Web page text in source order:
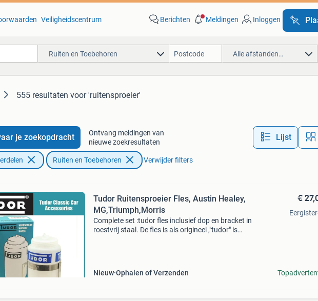
Veiligheidscentrum Berichten Meldingen Inloggen
Ruiten en Toebehoren Alle afstanden…
555 resultaten voor 'ruitensproeier'
je zoekopdracht
Ontvang meldingen van
nieuwe zoekresultaten
Lijst
Ruiten en Toebehoren Verwijder filters
Tudor Ruitensproeier Fles, Austin Healey,
MG,Triumph,Morris
Complete set :tudor fles inclusief dop en bracket in
roestvrij staal. De fles is als origineel ,"tudor" is
Nieuw Ophalen of Verzenden
€